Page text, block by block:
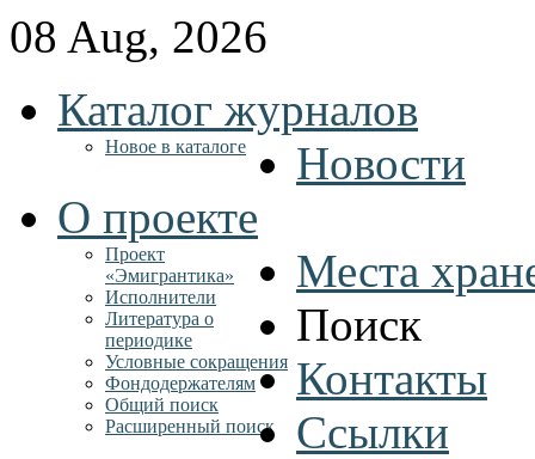
08 Aug, 2026
Каталог журналов
Новое в каталоге
Новости
О проекте
Проект
«Эмигрантика»
Исполнители
Литература о
периодике
Условные сокращения
Фондодержателям
Места
Поиск
Общий поиск
Расширенный поиск
Контакты
Ссылки